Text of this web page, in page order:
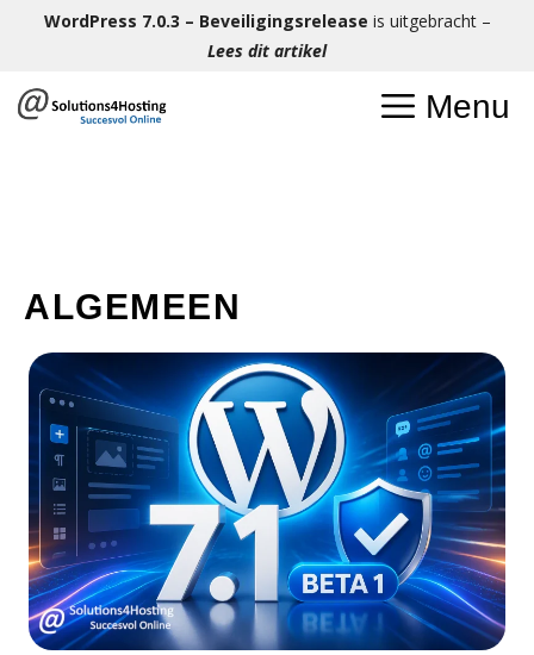
inhoud
WordPress 7.0.3 – Beveiligingsrelease is uitgebracht –
Lees dit artikel
Menu
ALGEMEEN